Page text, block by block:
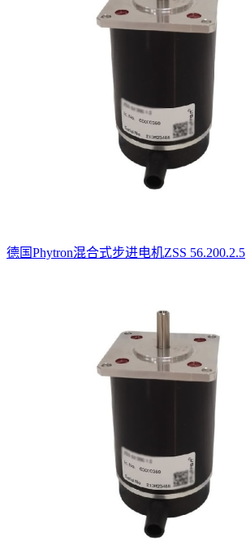
德国Phytron混合式步进电机ZSS 56.200.2.5